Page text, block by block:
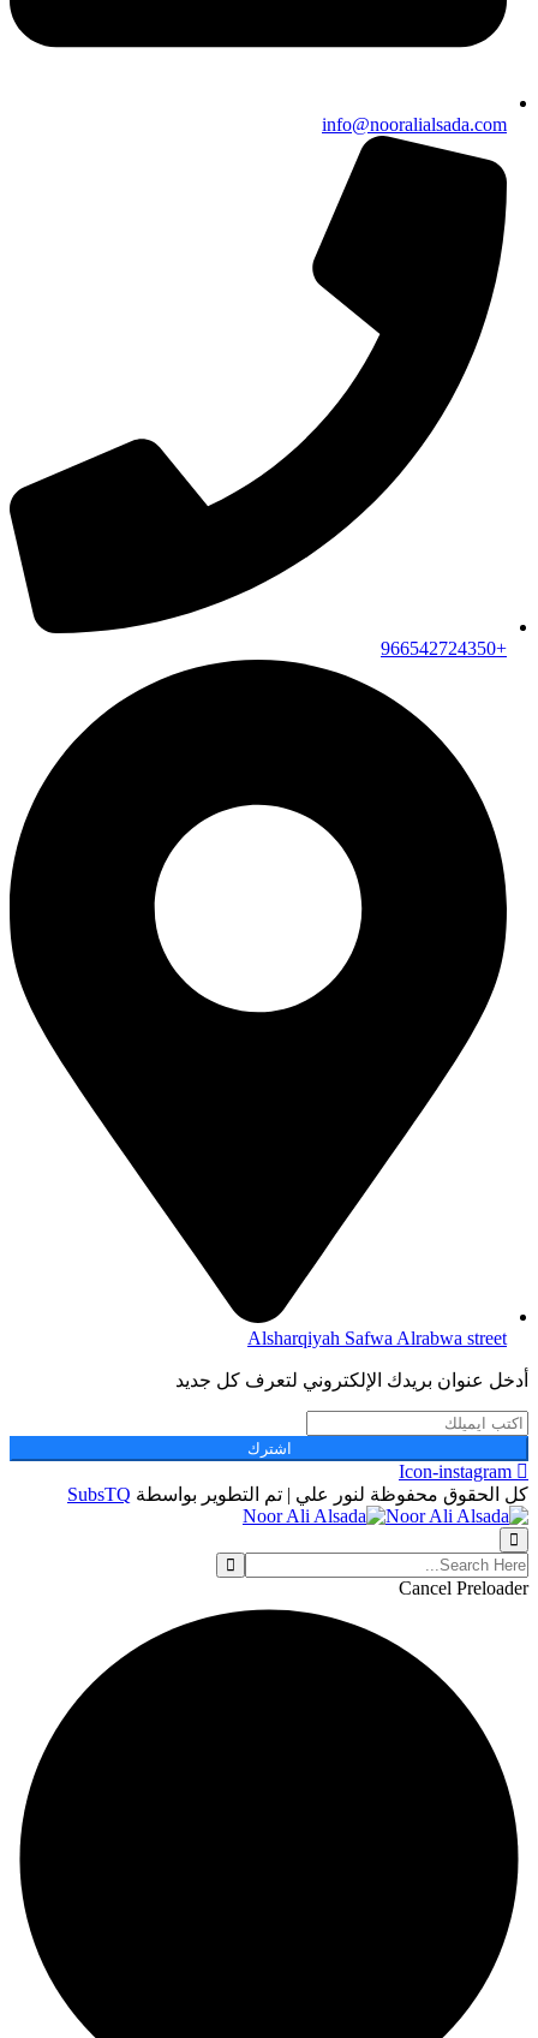
info@nooralialsada.com
+966542724350
Alsharqiyah Safwa Alrabwa street
أدخل عنوان بريدك الإلكتروني لتعرف كل جديد
اشترك
Icon-instagram
كل الحقوق محفوظة لنور علي | تم التطوير بواسطة SubsTQ
Cancel Preloader